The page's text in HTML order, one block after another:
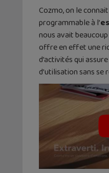
Cozmo, on le
programmable à l’
nous avait
offre en effet une
d’activités qui
d’utilisation sans se